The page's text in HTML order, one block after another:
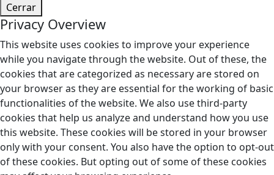
Cerrar
Privacy Overview
This website uses cookies to improve your experience
while you navigate through the website. Out of these, the
cookies that are categorized as necessary are stored on
your browser as they are essential for the working of basic
functionalities of the website. We also use third-party
cookies that help us analyze and understand how you use
this website. These cookies will be stored in your browser
only with your consent. You also have the option to opt-out
of these cookies. But opting out of some of these cookies